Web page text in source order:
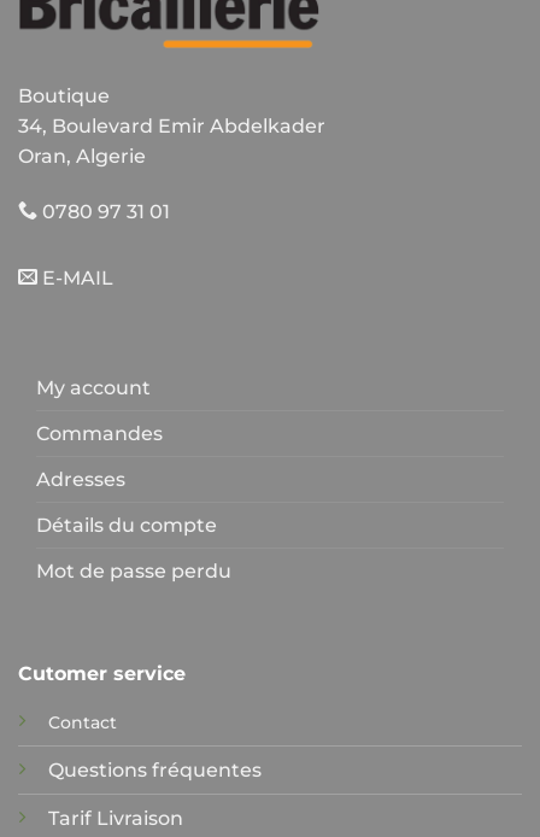
Boutique
34, Boulevard Emir Abdelkader
Oran, Algerie
0780 97 31 01
E-MAIL
My account
Commandes
Adresses
Détails du compte
Mot de passe perdu
Cutomer service
Contact
Questions fréquentes
Tarif Livraison